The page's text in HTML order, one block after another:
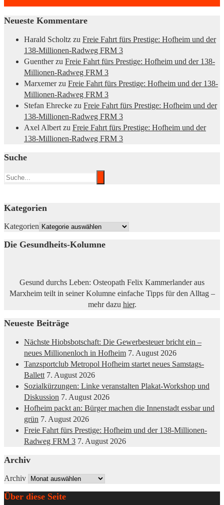
Neueste Kommentare
Harald Scholtz zu Freie Fahrt fürs Prestige: Hofheim und der
138-Millionen-Radweg FRM 3
Guentherzu Freie Fahrt fürs Prestige: Hofheim und der 138-
Millionen-Radweg FRM 3
Marxemerzu Freie Fahrt fürs Prestige: Hofheim und der 138-
Millionen-Radweg FRM 3
Stefan Ehrecke zu Freie Fahrt fürs Prestige: Hofheim und der
138-Millionen-Radweg FRM 3
Axel Albert zu Freie Fahrt fürs Prestige: Hofheim und der
138-Millionen-Radweg FRM 3
Suche
Kategorien
Kategorien
Die Gesundheits-Kolumne
Gesund durchs Leben: Osteopath Felix Kammerlander aus
Marxheim teilt in seiner Kolumne einfache Tipps für den Alltag –
mehr dazu hier.
Neueste Beiträge
Nächste Hiobsbotschaft: Die Gewerbesteuer bricht ein –
neues Millionenloch in Hofheim 7. August 2026
Tanzsportclub Metropol Hofheim startet neues Samstags-
Ballett 7. August 2026
Sozialkürzungen: Linke veranstalten Plakat-Workshop und
Diskussion 7. August 2026
Hofheim packt an: Bürger machen die Innenstadt essbar und
grün 7. August 2026
Freie Fahrt fürs Prestige: Hofheim und der 138-Millionen-
Radweg FRM 3 7. August 2026
Archiv
Archiv
Über diese Seite